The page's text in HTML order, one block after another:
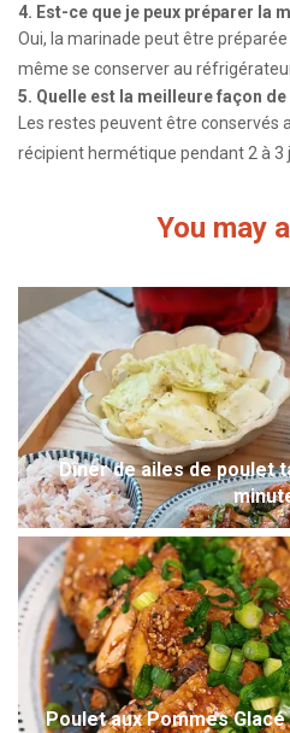
4. Est-ce que je peux préparer la
Oui, la marinade peut être
même se conserver au
5. Quelle est la meilleure façon
Les restes peuvent être
récipient hermétique pendant 2 à 3
You may
Dîner de ailes de poulet
Poulet aux Pommes